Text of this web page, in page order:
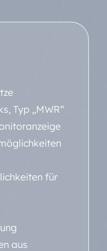
Typ „MWR“
für
aus